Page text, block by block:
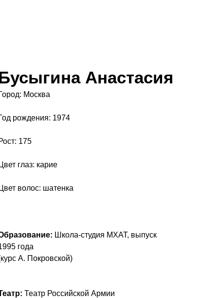
Анастасия
Москва
рождения: 1974
175
Цвет глаз: карие
Цвет волос: шатенка
Школа-студия МХАТ, выпуск
года
А. Покровской)
Театр Российской Армии